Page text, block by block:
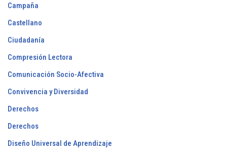
Campaña
Castellano
Ciudadanía
Compresión Lectora
Comunicación Socio-Afectiva
Convivencia y Diversidad
Derechos
Derechos
Diseño Universal de Aprendizaje